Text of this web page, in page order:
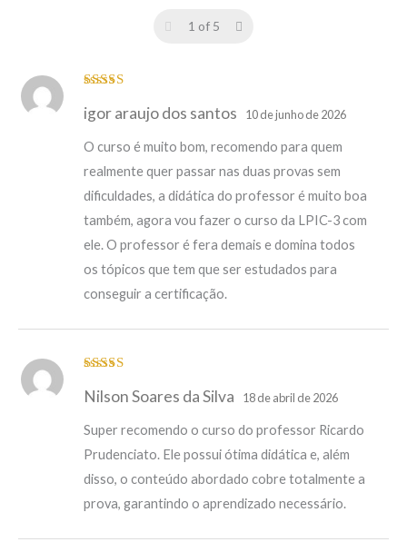
1 of 5
de 5
igor araujo dos santos 10 de junho de 2026
O curso é muito bom, recomendo para quem
realmente quer passar nas duas provas sem
dificuldades, a didática do professor é muito boa
também, agora vou fazer o curso da LPIC-3 com
ele. O professor é fera demais e domina todos
os tópicos que tem que ser estudados para
conseguir a certificação.
de 5
Nilson Soares da Silva 18 de abril de 2026
Super recomendo o curso do professor Ricardo
Prudenciato. Ele possui ótima didática e, além
disso, o conteúdo abordado cobre totalmente a
prova, garantindo o aprendizado necessário.